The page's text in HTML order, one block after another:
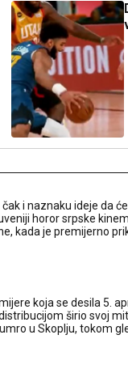
i naznaku ideje da
horor srpske
kada je premijerno
koja se desila 5.
širio svoj
u Skoplju, tokom